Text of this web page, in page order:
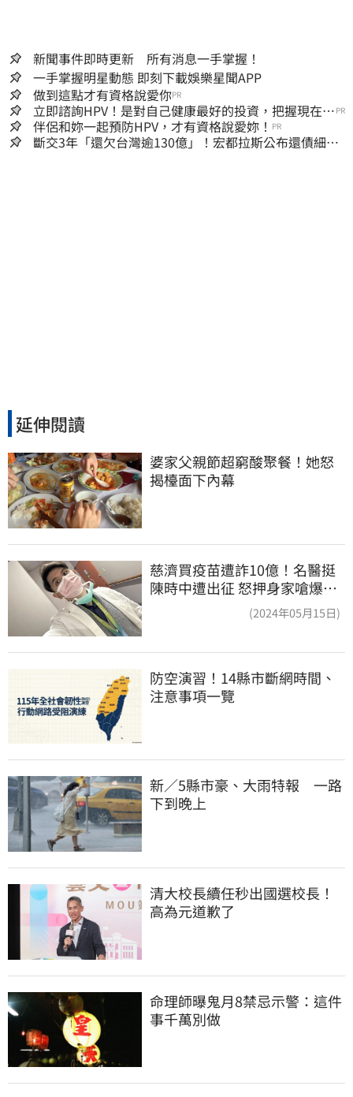
新聞事件即時更新 所有消息一手掌握！
一手掌握明星動態 即刻下載娛樂星聞APP
做到這點才有資格說愛你PR
立即諮詢HPV！是對自己健康最好的投資，把握現在不
嫌晚！
PR
伴侶和妳一起預防HPV，才有資格說愛妳！ PR
斷交3年「還欠台灣逾130億」！宏都拉斯公布還債細
延伸閱讀
婆家父親節超窮酸聚餐！她怒
揭檯面下內幕
慈濟買疫苗遭詐10億！名醫挺
陳時中遭出征 怒押身家嗆爆藍
(2024年05月15日)
防空演習！14縣市斷網時間、
注意事項一覽
新／5縣市豪、大雨特報　一路
下到晚上
清大校長續任秒出國選校長！
高為元道歉了
命理師曝鬼月8禁忌示警：這件
事千萬別做